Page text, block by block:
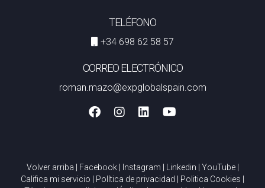
TELÉFONO
+34 698 62 58 57
CORREO ELECTRÓNICO
roman.mazo@expglobalspain.com
Volver arriba Facebook| Instagram Linkedin YouTube|
Califica mi servicio
Política de privacidad Politica Cookies